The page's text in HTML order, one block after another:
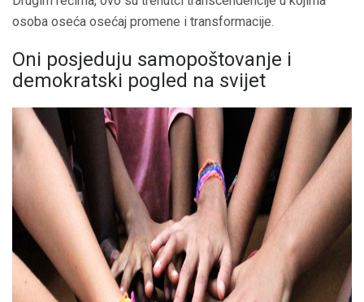
osoba oseća osećaj promene i transformacije.
Oni posjeduju samopoštovanje i
demokratski pogled na svijet